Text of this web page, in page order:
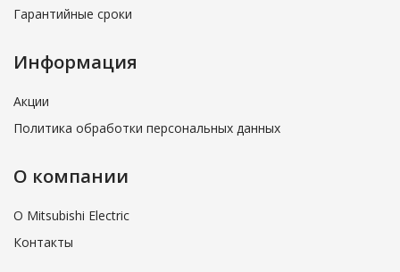
Гарантийные сроки
Информация
Акции
Политика обработки персональных данных
О компании
О Mitsubishi Electric
Контакты